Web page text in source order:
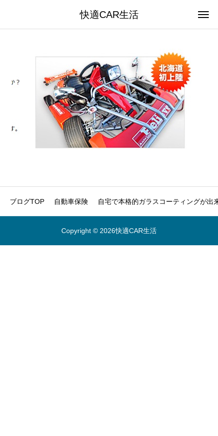
快適CAR生活
ブログTOP 自動車保険 自宅で本格的ガラスコーティングが出
Copyright © 2026快適CAR生活